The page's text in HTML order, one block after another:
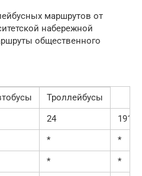
маршрутов от
набережной
общественного
Троллейбусы
24
191
*
*
*
*